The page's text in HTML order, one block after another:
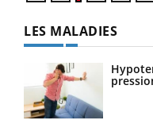
LES MALADIES